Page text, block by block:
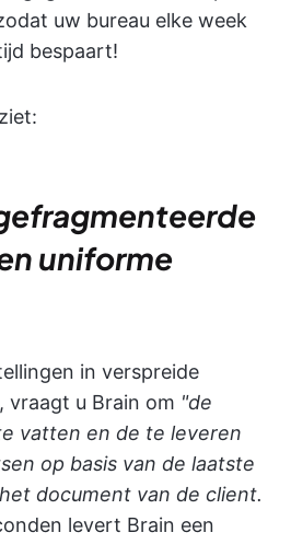
uw bureau elke week
bespaart!
uniforme
in verspreide
vraagt u Brain om "de
vatten en de te leveren
op basis van de laatste
document van de client.
levert Brain een